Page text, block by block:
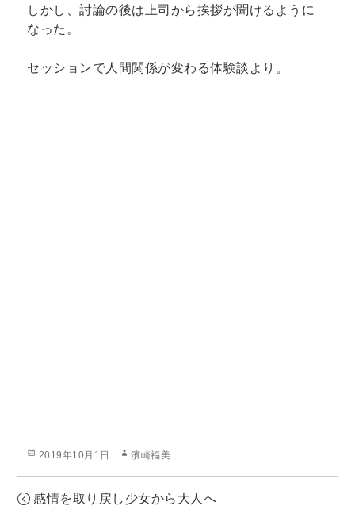
しかし、討論の後は上司から挨拶が聞けるように
なった。
セッションで人間関係が変わる体験談より。
投
2019年10月1日
作
濱崎福美
感情を取り戻し少女から大人へ